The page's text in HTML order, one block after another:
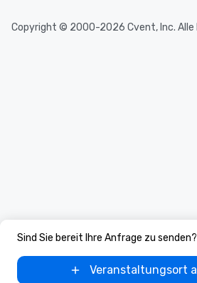
Sind Sie bereit Ihre Anfrage zu senden?
Veranstaltungsort
Copyright © 2000-2026 Cvent, Inc. Alle